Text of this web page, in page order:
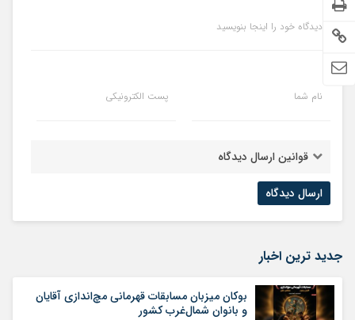
دیدگاه خود را اینجا بنویسید
نام شما پست الکترونیکی
قوانین ارسال دیدگاه
جدید ترین اخبار
بوکان میزبان مسابقات قهرمانی مچ‌اندازی آقایان
و بانوان شمال‌غرب کشور